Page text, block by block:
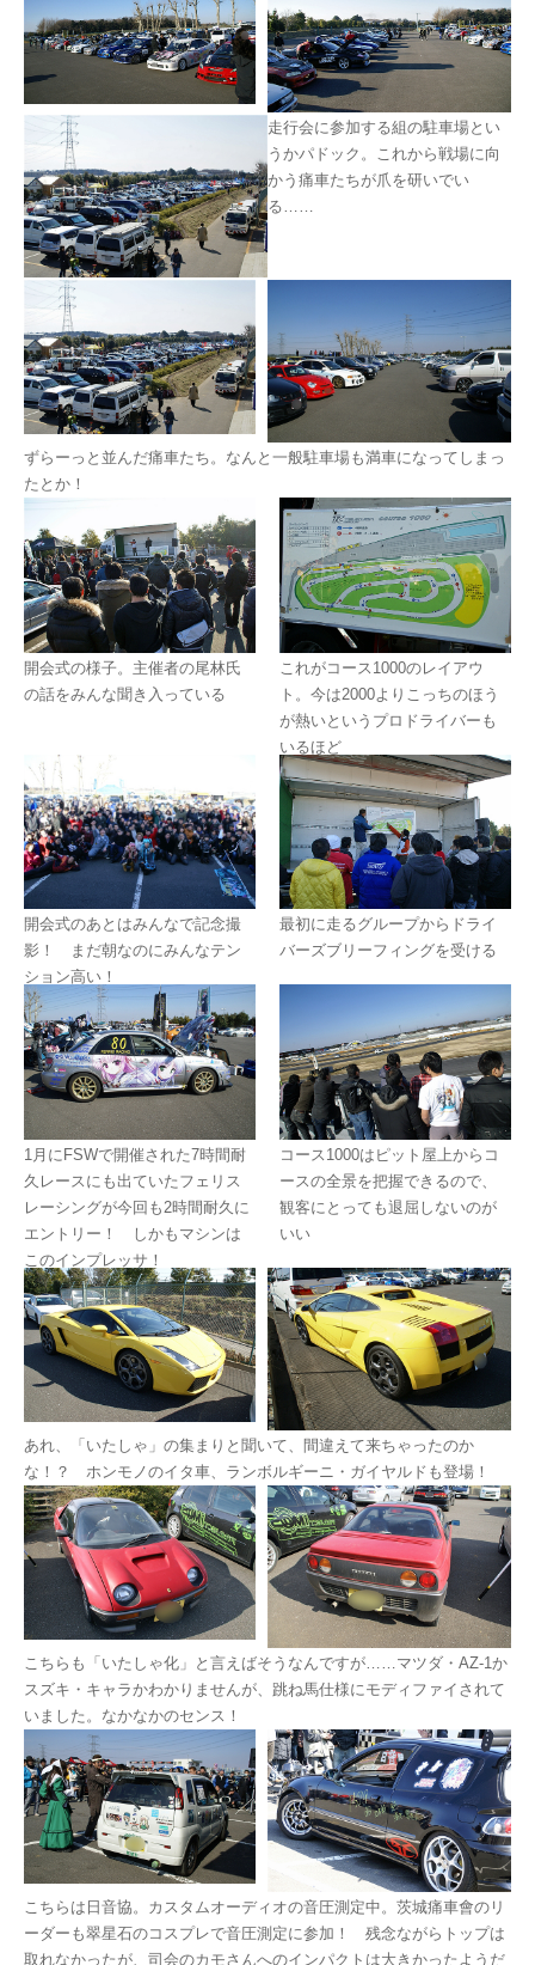
走行会に参加する組の駐車場とい
うかパドック。これから戦場に向
かう痛車たちが爪を研いでい
る……
ずらーっと並んだ痛車たち。なんと一般駐車場も満車になってしまっ
たとか！
開会式の様子。主催者の尾林氏
の話をみんな聞き入っている
これがコース1000のレイアウ
ト。今は2000よりこっちのほう
が熱いというプロドライバーも
いるほど
開会式のあとはみんなで記念撮
影！ まだ朝なのにみんなテン
ション高い！
最初に走るグループからドライ
バーズブリーフィングを受ける
1月にFSWで開催された7時間耐
久レースにも出ていたフェリス
レーシングが今回も2時間耐久に
エントリー！ しかもマシンは
このインプレッサ！
コース1000はピット屋上からコ
ースの全景を把握できるので、
観客にとっても退屈しないのが
いい
あれ、「いたしゃ」の集まりと聞いて、間違えて来ちゃったのか
な！？ ホンモノのイタ車、ランボルギーニ・ガイヤルドも登場！
こちらも「いたしゃ化」と言えばそうなんですが……マツダ・AZ-1か
スズキ・キャラかわかりませんが、跳ね馬仕様にモディファイされて
いました。なかなかのセンス！
こちらは日音協。カスタムオーディオの音圧測定中。茨城痛車會のリ
ーダーも翠星石のコスプレで音圧測定に参加！ 残念ながらトップは
取れなかったが、司会のカモさんへのインパクトは大きかったようだ